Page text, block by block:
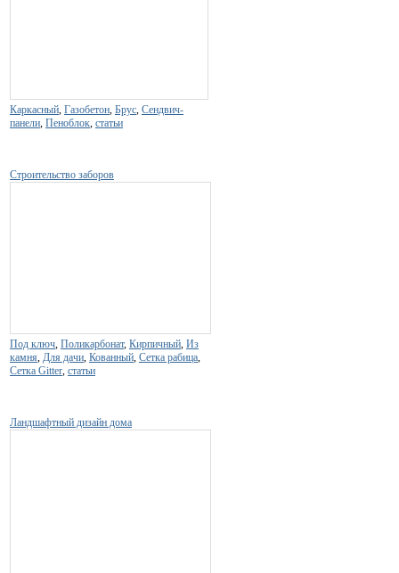
Каркасный, Газобетон, Брус, Сендвич-
панели, Пеноблок, статьи
Строительство заборов
Под ключ, Поликарбонат, Кирпичный, Из
камня, Для дачи, Кованный, Сетка рабица,
Сетка Gitter, статьи
Ландшафтный дизайн дома